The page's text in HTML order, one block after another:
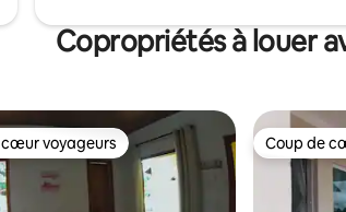
Copropriétés à louer
cœur voyageurs
voyageurs Coup de
Coup de